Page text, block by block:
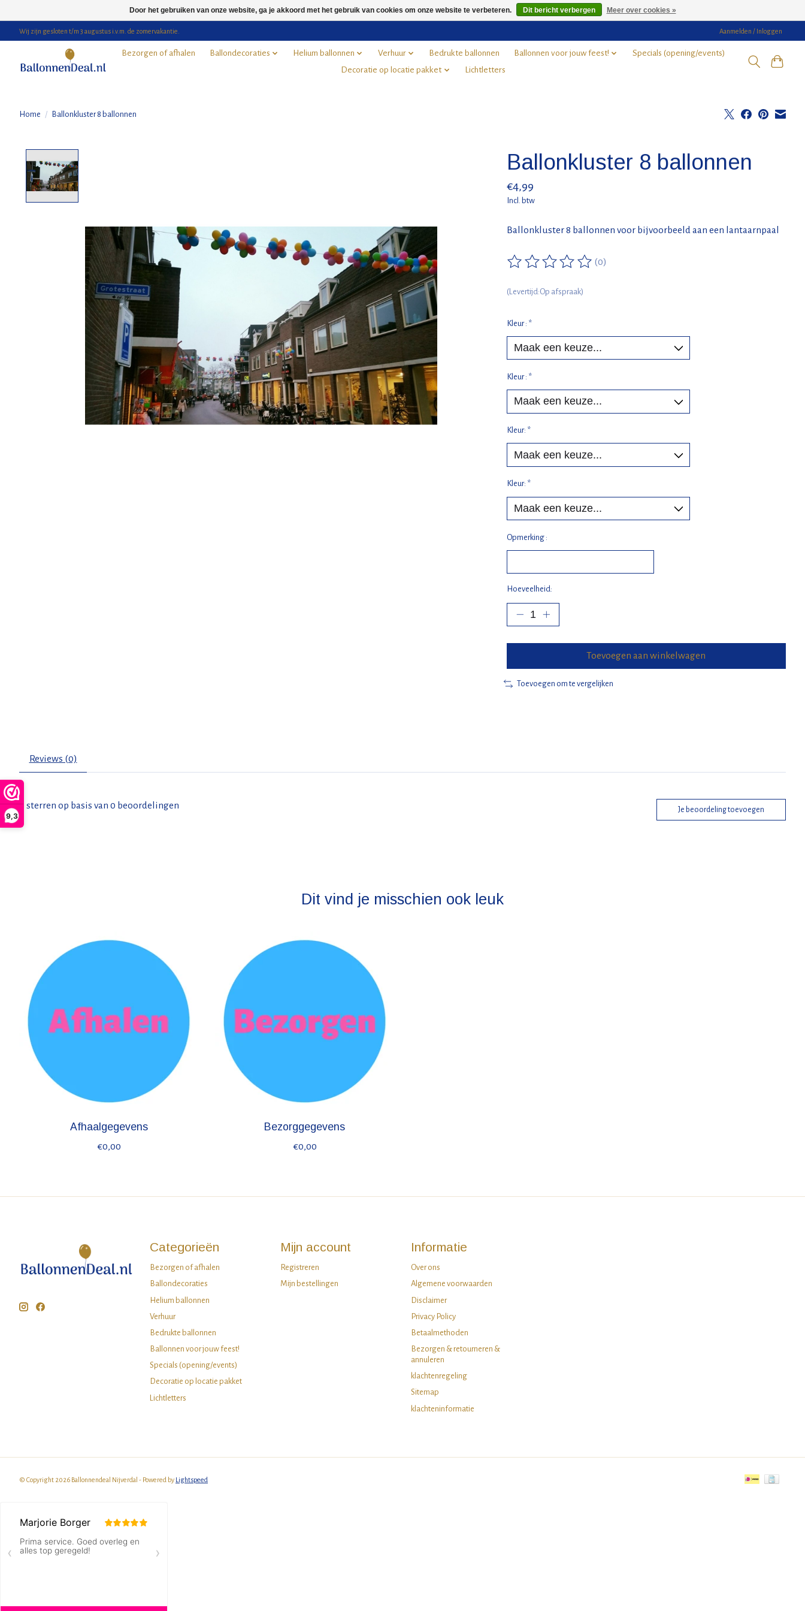
9,3
Wij zijn gesloten t/m 3 augustus i.v.m. de zomervakantie. Aanmelden / Inloggen
Bezorgen of afhalen Ballondecoraties Helium ballonnen Verhuur Bedrukte ballonnen Ballonnen voor jouw feest!
Specials (opening/events)
Decoratie op locatie pakket
Lichtletters
Home / Ballonkluster 8 ballonnen
Ballonkluster 8 ballonnen
€4,99
Incl. btw
Ballonkluster 8 ballonnen voor bijvoorbeeld aan een lantaarnpaal
De beoordeling van dit product is
(0)
(Levertijd:Op afspraak)
Kleur : *
Kleur : *
Kleur: *
Kleur: *
Opmerking :
Hoeveelheid:
Toevoegen aan winkelwagen
Toevoegen om te vergelijken
Reviews (0)
0 sterren op basis van 0 beoordelingen Je beoordeling toevoegen
Dit vind je misschien ook leuk
Items van productcarrousel
Afhaalgegevens
€0,00
Bezorggegevens
€0,00
Categorieën
Bezorgen of afhalen
Ballondecoraties
Helium ballonnen
Verhuur
Bedrukte ballonnen
Ballonnen voor jouw feest!
Specials (opening/events)
Decoratie op locatie pakket
Lichtletters
Mijn account
Registreren
Mijn bestellingen
Informatie
Over ons
Algemene voorwaarden
Disclaimer
Privacy Policy
Betaalmethoden
Bezorgen & retourneren &
annuleren
klachtenregeling
Sitemap
klachteninformatie
© Copyright 2026 Ballonnendeal Nijverdal - Powered by Lightspeed
Door het gebruiken van onze website, ga je akkoord met het gebruik van cookies om onze website te verbeteren. Dit bericht verbergen Meer over cookies »